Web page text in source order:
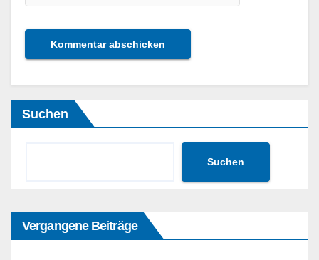
Suchen
Suchen
Vergangene Beiträge